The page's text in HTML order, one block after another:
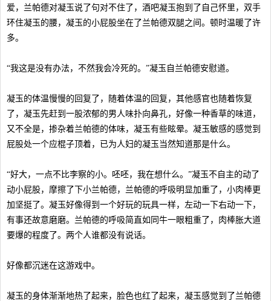
爱，兰帕德对凝玉说了句对不住了，酒吧凝玉抱到了自己怀里，双手
环住凝玉的腰，凝玉的小屁股坐在了兰帕德双腿之间。顿时温暖了许
多。
“我这是没有办法，不然我会冷死的。”凝玉自兰帕德安慰道。
凝玉的体温慢慢的回复了，随着体温的回复，其他感官也随着恢复
了，凝玉先赶到一股浓郁的男人味扑向鼻孔，好像一种香草的味道，
又不全是，掺杂着兰帕德的体味，凝玉有些眩晕。凝玉敏感的感觉到
屁股处一个应棍子顶着，已为人妇的凝玉当然知道那是什么。
“好大，一点不比李察的小。呸呸，我在想什么。”凝玉不自主的动了
动小屁股，摩擦了下小兰帕德，兰帕德的呼吸明显加重了，小肉棒更
加坚挺了。凝玉好像得到一个好玩的玩具一样，左动一下右动一下，
有事还故意磨磨。兰帕德的呼吸简直如同牛一眼粗重了，肉棒胀大道
要爆的程度了。两个人谁都没有说话。
好像都沉迷在这游戏中。
凝玉的身体渐渐地热了起来，脸色也红了起来，凝玉感觉到了兰帕德